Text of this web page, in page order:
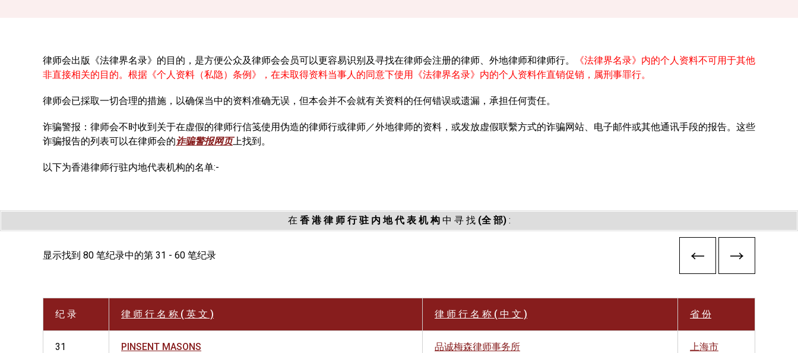
律师会出版《法律界名录》的目的，是方便公众及律师会会员可以更容易识别及寻找在律师会注册的律师、外地律师和律师行。
《法律界名录》内的个人资料不可用于其他
非直接相关的目的。根据《个人资料（私隐）条例》，在未取得资料当事人的同意下使用《法律界名录》内的个人资料作直销促销，属刑事罪行。
律师会已採取一切合理的措施，以确保当中的资料准确无误，但本会并不会就有关资料的任何错误或遗漏，承担任何责任。
诈骗警报：律师会不时收到关于在虚假的律师行信笺使用伪造的律师行或律师／外地律师的资料，或发放虚假联繫方式的诈骗网站、电子邮件或其他通讯手段的报告。这些
诈骗报告的列表可以在律师会的诈骗警报网页上找到。
以下为香港律师行驻内地代表机构的名单:-
在 香 港 律 师 行 驻 内 地 代 表 机 构中 寻 找 (全 部):
显示找到 80 笔纪录中的第 31 - 60 笔纪录
纪 录 律 师 行 名 称 ( 英 文 ) 律 师 行 名 称 ( 中 文 ) 省 份
31 PINSENT MASONS 品诚梅森律师事务所 上海市